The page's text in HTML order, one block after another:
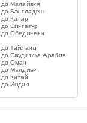
Малайзия
Бангладеш
Катар
Сингапур
Обединени
Тайланд
Саудитска Арабия
до Оман
Малдиви
Китай
Индия